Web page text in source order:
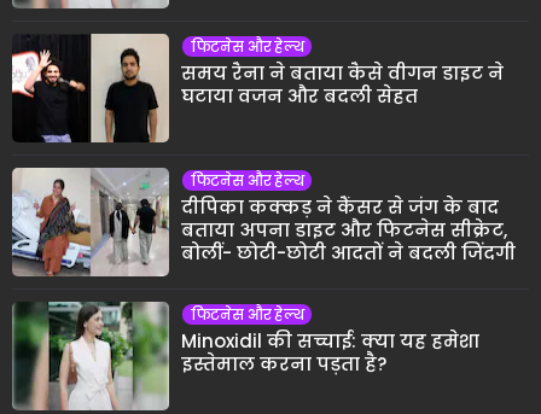
फिटनेस और हेल्थ
समय रैना ने बताया कैसे वीगन डाइट ने
घटाया वजन और बदली सेहत
फिटनेस और हेल्थ
दीपिका कक्कड़ ने कैंसर से जंग के बाद
बताया अपना डाइट और फिटनेस सीक्रेट,
बोलीं- छोटी-छोटी आदतों ने बदली जिंदगी
फिटनेस और हेल्थ
Minoxidil की सच्चाई: क्या यह हमेशा
इस्तेमाल करना पड़ता है?